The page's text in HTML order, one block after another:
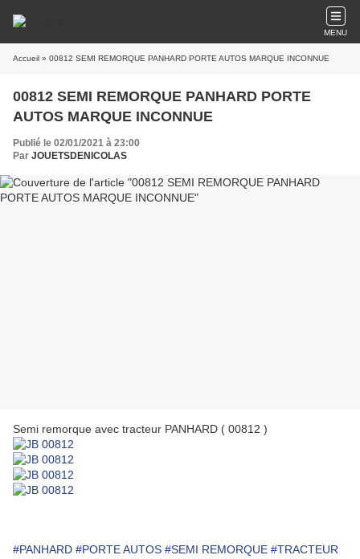
MENU
Accueil » 00812 SEMI REMORQUE PANHARD PORTE AUTOS MARQUE INCONNUE
00812 SEMI REMORQUE PANHARD PORTE
AUTOS MARQUE INCONNUE
Publié le 02/01/2021 à 23:00
Par JOUETSDENICOLAS
Semi remorque avec tracteur PANHARD ( 00812 )
#PANHARD #PORTE AUTOS #SEMI REMORQUE #TRACTEUR